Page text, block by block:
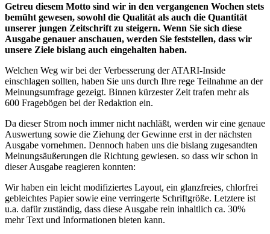
Getreu diesem Motto sind wir in den vergangenen Wochen stets
bemüht gewesen, sowohl die Qualität als auch die Quantität
unserer jungen Zeitschrift zu steigern. Wenn Sie sich diese
Ausgabe genauer anschauen, werden Sie feststellen, dass wir
unsere Ziele bislang auch eingehalten haben.
Welchen Weg wir bei der Verbesserung der ATARI-Inside
einschlagen sollten, haben Sie uns durch Ihre rege Teilnahme an der
Meinungsumfrage gezeigt. Binnen kürzester Zeit trafen mehr als
600 Fragebögen bei der Redaktion ein.
Da dieser Strom noch immer nicht nachläßt, werden wir eine genaue
Auswertung sowie die Ziehung der Gewinne erst in der nächsten
Ausgabe vornehmen. Dennoch haben uns die bislang zugesandten
Meinungsäußerungen die Richtung gewiesen. so dass wir schon in
dieser Ausgabe reagieren konnten:
Wir haben ein leicht modifiziertes Layout, ein glanzfreies, chlorfrei
gebleichtes Papier sowie eine verringerte Schriftgröße. Letztere ist
u.a. dafür zuständig, dass diese Ausgabe rein inhaltlich ca. 30%
mehr Text und Informationen bieten kann.